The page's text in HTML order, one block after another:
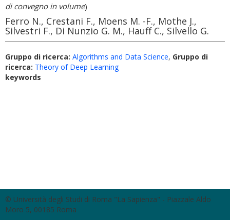
di convegno in volume)
Ferro N., Crestani F., Moens M. -F., Mothe J.,
Silvestri F., Di Nunzio G. M., Hauff C., Silvello G.
Gruppo di ricerca: Algorithms and Data Science, Gruppo di
ricerca: Theory of Deep Learning
keywords
© Università degli Studi di Roma "La Sapienza" - Piazzale Aldo
Moro 5, 00185 Roma